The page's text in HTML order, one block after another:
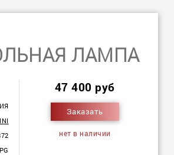
ЛАМПА
47 400 руб
Заказать
нет в наличии